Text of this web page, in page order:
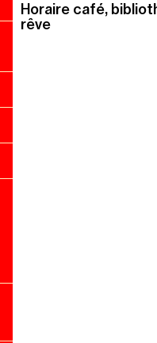
Horaire café,
rêve